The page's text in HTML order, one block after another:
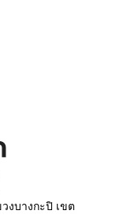
งบางกะปิ เขต